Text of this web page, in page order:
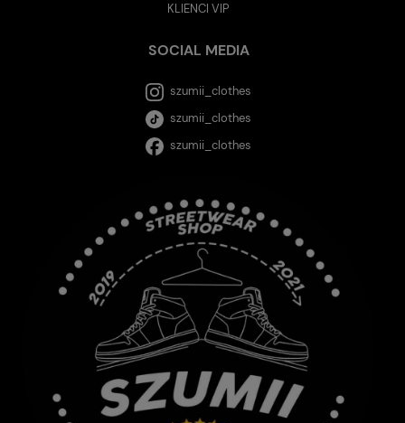
KLIENCI VIP
SOCIAL MEDIA
szumii_clothes
szumii_clothes
szumii_clothes